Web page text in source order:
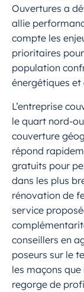
Ouvertures a
allie
compte les
prioritaires
population
énergétiques et
L’entreprise
le quart nord-
couverture
répond
gratuits pour
dans les plus
rénovation de
service
conseillers en
poseurs sur le
les maçons que
regorge de